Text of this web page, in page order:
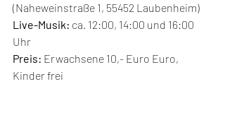
(Naheweinstraße 1, 55452 Laubenheim)
Live-Musik: ca. 12:00, 14:00 und 16:00
Uhr
Preis: Erwachsene 10,- Euro Euro,
Kinder frei